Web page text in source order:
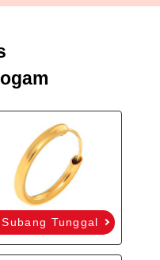
Subang Tunggal